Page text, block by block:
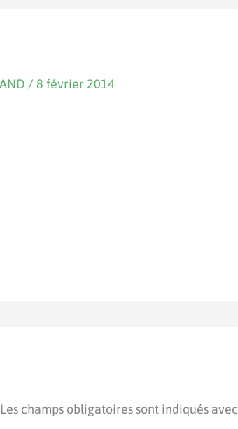
/ 8 février 2014
Les champs obligatoires sont indiqués avec